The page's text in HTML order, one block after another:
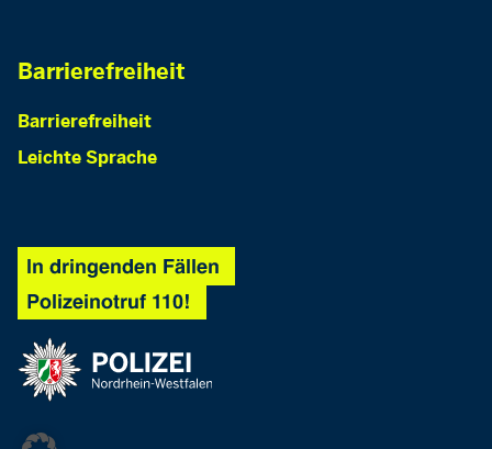
Barrierefreiheit
Barrierefreiheit
Leichte Sprache